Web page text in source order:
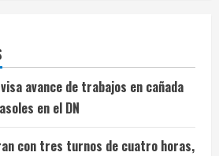
avance de trabajos en cañada
en el DN
con tres turnos de cuatro horas,